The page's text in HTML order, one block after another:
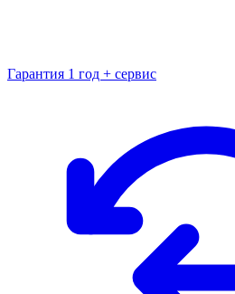
Гарантия 1 год + сервис